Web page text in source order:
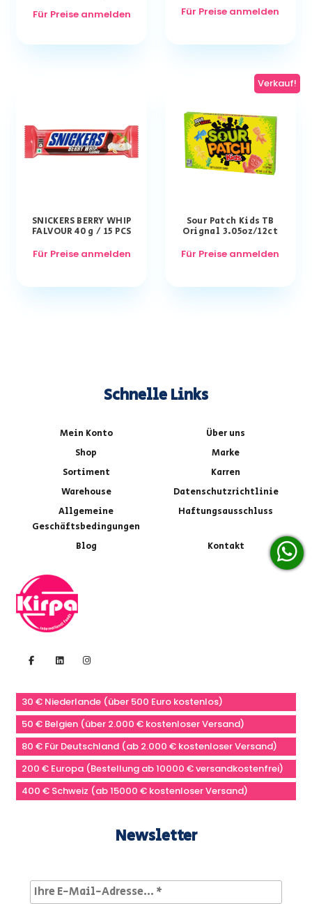
Für Preise anmelden
Für Preise anmelden
SNICKERS BERRY WHIP
FALVOUR 40 g / 15 PCS
Für Preise anmelden
Verkauf!
Sour Patch Kids TB
Orignal 3.05oz/12ct
Für Preise anmelden
Schnelle Links
Mein Konto
Über uns
Shop
Marke
Sortiment
Karren
Warehouse
Datenschutzrichtlinie
Allgemeine
Geschäftsbedingungen
Haftungsausschluss
Blog Kontakt
30 € Niederlande (über 500 Euro kostenlos)
50 € Belgien (über 2.000 € kostenloser Versand)
80 € Für Deutschland (ab 2.000 € kostenloser Versand)
200 € Europa (Bestellung ab 10000 € versandkostenfrei)
400 € Schweiz (ab 15000 € kostenloser Versand)
Newsletter